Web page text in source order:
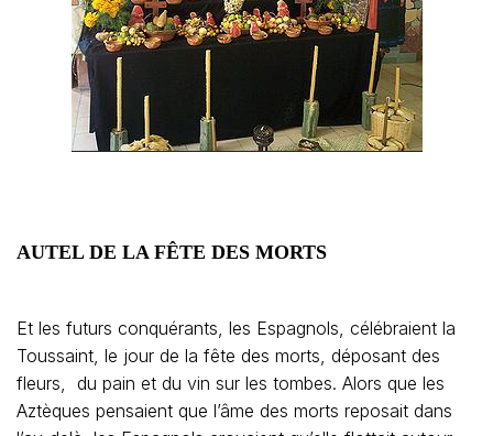
AUTEL DE LA FÊTE DES MORTS
Et les futurs conquérants, les Espagnols, célébraient la
Toussaint, le jour de la fête des morts, déposant des
fleurs, du pain et du vin sur les tombes. Alors que les
Aztèques pensaient que l’âme des morts reposait dans